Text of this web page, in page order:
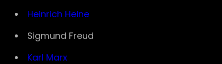
Heinrich Heine
Sigmund Freud
Karl Marx